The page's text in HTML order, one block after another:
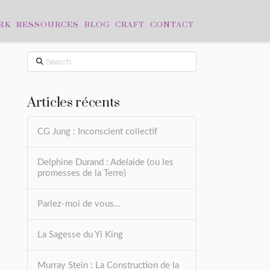
RESSOURCES BLOG CRAFT CONTACT
Search
Articles récents
CG Jung : Inconscient collectif
Delphine Durand : Adelaide (ou les
promesses de la Terre)
Parlez-moi de vous…
La Sagesse du Yi King
Murray Stein : La Construction de la